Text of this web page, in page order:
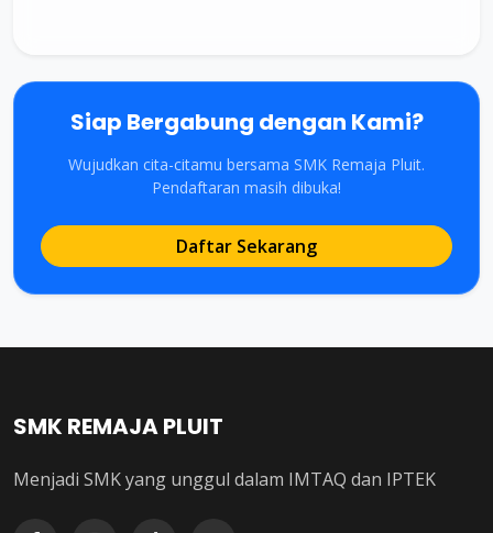
Siap Bergabung dengan Kami?
Wujudkan cita-citamu bersama SMK Remaja Pluit.
Pendaftaran masih dibuka!
Daftar Sekarang
SMK REMAJA PLUIT
Menjadi SMK yang unggul dalam IMTAQ dan IPTEK